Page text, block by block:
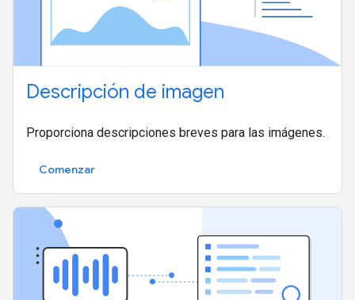
Descripción de imagen
Proporciona descripciones breves para las imágenes.
Comenzar